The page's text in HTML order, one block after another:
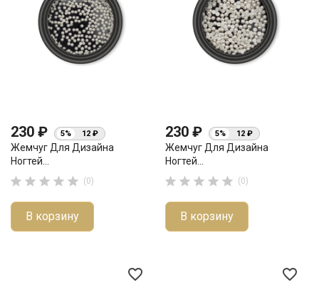
230 ₽ 5% 12 ₽
Жемчуг Для Дизайна
Ногтей...
     (0)
В корзину
230 ₽ 5% 12 ₽
Жемчуг Для Дизайна
Ногтей...
     (0)
В корзину
favorite_border favorite_border